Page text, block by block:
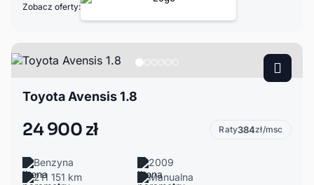
Zobacz oferty:
Toyota Avensis 1.8
24 900 zł Raty384zł/msc
Benzyna
2009
211 151 km
Manualna